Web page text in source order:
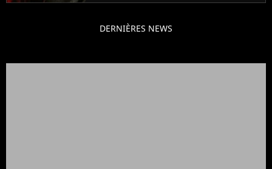
DERNIÈRES NEWS